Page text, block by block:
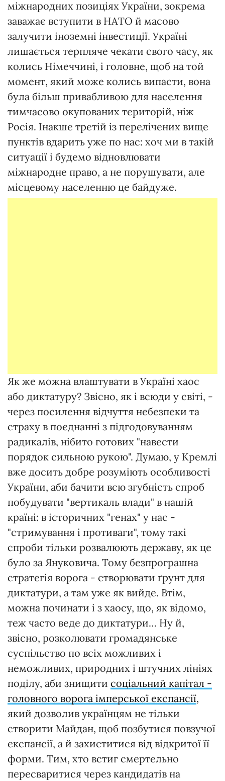
міжнародних позиціях України, зокрема
заважає вступити в НАТО й масово
залучити іноземні інвестиції. Україні
лишається терпляче чекати свого часу, як
колись Німеччині, і головне, щоб на той
момент, який може колись випасти, вона
була більш привабливою для населення
тимчасово окупованих територій, ніж
Росія. Інакше третій із перелічених вище
пунктів вдарить уже по нас: хоч ми в такій
ситуації і будемо відновлювати
міжнародне право, а не порушувати, але
місцевому населенню це байдуже.
Як же можна влаштувати в Україні хаос
або диктатуру? Звісно, як і всюди у світі, -
через посилення відчуття небезпеки та
страху в поєднанні з підгодовуванням
радикалів, нібито готових "навести
порядок сильною рукою". Думаю, у Кремлі
вже досить добре розуміють особливості
України, аби бачити всю згубність спроб
побудувати "вертикаль влади" в нашій
країні: в історичних "генах" у нас -
"стримування і противаги", тому такі
спроби тільки розвалюють державу, як це
було за Януковича. Тому безпрограшна
стратегія ворога - створювати ґрунт для
диктатури, а там уже як вийде. Втім,
можна починати і з хаосу, що, як відомо,
теж часто веде до диктатури… Ну й,
звісно, розколювати громадянське
суспільство по всіх можливих і
неможливих, природних і штучних лініях
поділу, аби знищити соціальний капітал -
головного ворога імперської експансії,
який дозволив українцям не тільки
створити Майдан, щоб позбутися повзучої
експансії, а й захиститися від відкритої її
форми. Тим, хто встиг смертельно
пересваритися через кандидатів на